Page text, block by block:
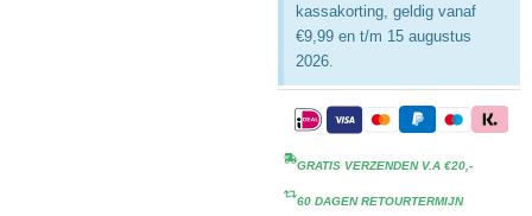
kassakorting, geldig vanaf
€9,99 en t/m 15 augustus
2026.
GRATIS VERZENDEN V.A €20,-
60 DAGEN RETOURTERMIJN